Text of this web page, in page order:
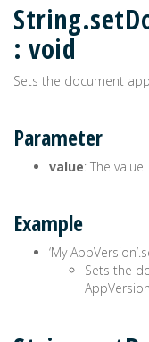
: void
Sets the document
Parameter
value: The value.
Example
‘My
Sets the